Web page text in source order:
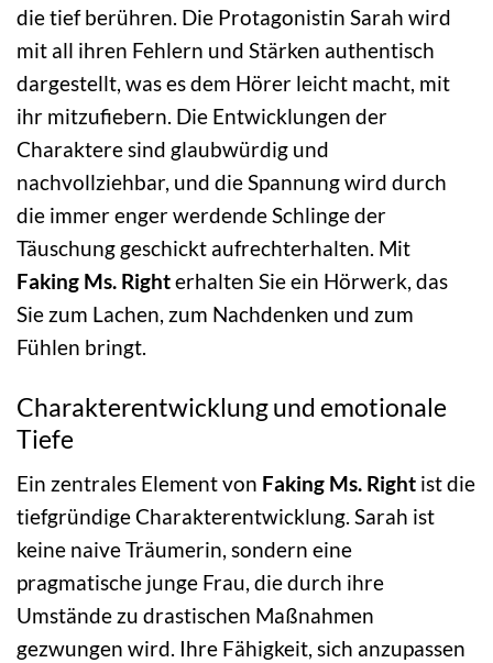
die tief berühren. Die Protagonistin Sarah wird
mit all ihren Fehlern und Stärken authentisch
dargestellt, was es dem Hörer leicht macht, mit
ihr mitzufiebern. Die Entwicklungen der
Charaktere sind glaubwürdig und
nachvollziehbar, und die Spannung wird durch
die immer enger werdende Schlinge der
Täuschung geschickt aufrechterhalten. Mit
Faking Ms. Righterhalten Sie ein Hörwerk, das
Sie zum Lachen, zum Nachdenken und zum
Fühlen bringt.
Charakterentwicklung und emotionale
Tiefe
Ein zentrales Element von Faking Ms. Right ist die
tiefgründige Charakterentwicklung. Sarah ist
keine naive Träumerin, sondern eine
pragmatische junge Frau, die durch ihre
Umstände zu drastischen Maßnahmen
gezwungen wird. Ihre Fähigkeit, sich anzupassen